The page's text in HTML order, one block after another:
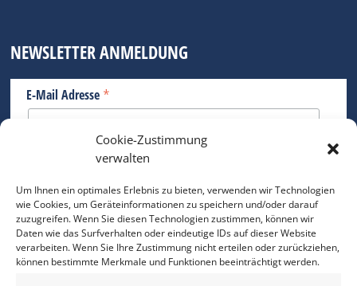
Cookie-Zustimmung
verwalten
Um Ihnen ein optimales Erlebnis zu bieten, verwenden wir Technologien
wie Cookies, um Geräteinformationen zu speichern und/oder darauf
zuzugreifen. Wenn Sie diesen Technologien zustimmen, können wir
Daten wie das Surfverhalten oder eindeutige IDs auf dieser Website
verarbeiten. Wenn Sie Ihre Zustimmung nicht erteilen oder zurückziehen,
können bestimmte Merkmale und Funktionen beeinträchtigt werden.
NEWSLETTER ANMELDUNG
E-Mail Adresse *
Bitte geben Sie Ihre E-Mail Adresse ein.
*